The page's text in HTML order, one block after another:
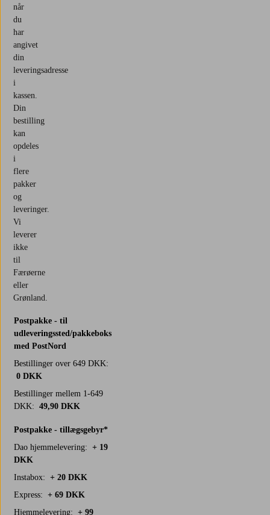
når
du
har
angivet
din
leveringsadresse
i
kassen.
Din
bestilling
kan
opdeles
i
flere
pakker
og
leveringer.
Vi
leverer
ikke
til
Færøerne
eller
Grønland.
Postpakke - til
udleveringssted/pakkeboks
med PostNord
Bestillinger over 649 DKK:
0 DKK
Bestillinger mellem 1-649
DKK:49,90 DKK
Postpakke - tillægsgebyr*
Dao hjemmelevering:+ 19
DKK
Instabox: + 20 DKK
Express:+ 69 DKK
Hjemmelevering:+ 99